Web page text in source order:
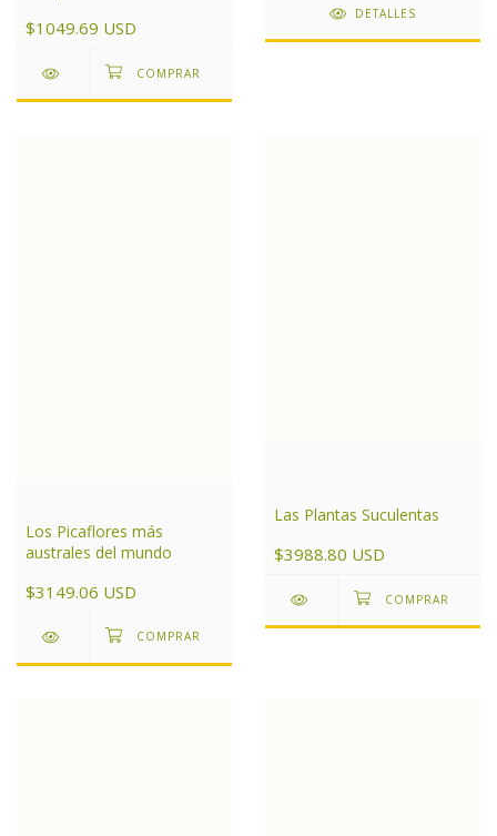
$1049.69 USD
DETALLES
Los Picaflores más
australes del mundo
$3149.06 USD
Las Plantas Suculentas
$3988.80 USD